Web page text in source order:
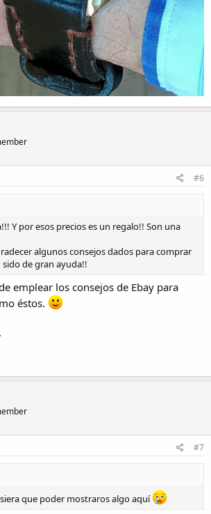
#6
Y por esos precios es un regalo!! Son una
algunos consejos dados para comprar
de gran ayuda!!
emplear los consejos de Ebay para
éstos.
#7
que poder mostraros algo aquí